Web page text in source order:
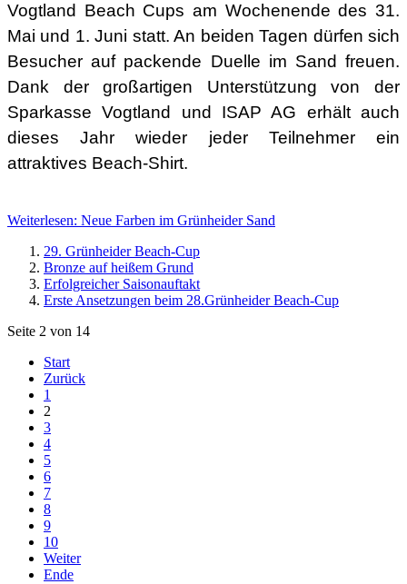
Vogtland Beach Cups am Wochenende des 31.
Mai und 1. Juni statt. An beiden Tagen dürfen sich
Besucher auf packende Duelle im Sand freuen.
Dank der großartigen Unterstützung von der
Sparkasse Vogtland und ISAP AG erhält auch
dieses Jahr wieder jeder Teilnehmer ein
attraktives Beach-Shirt.
Weiterlesen: Neue Farben im Grünheider Sand
29. Grünheider Beach-Cup
Bronze auf heißem Grund
Erfolgreicher Saisonauftakt
Erste Ansetzungen beim 28.Grünheider Beach-Cup
Seite 2 von 14
Start
Zurück
1
2
3
4
5
6
7
8
9
10
Weiter
Ende